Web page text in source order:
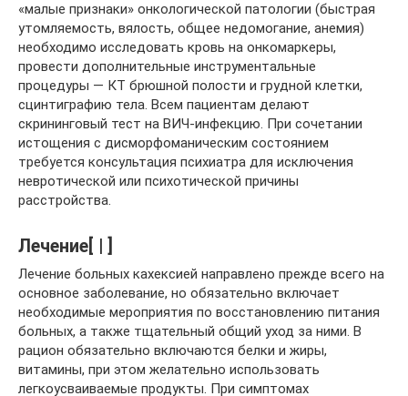
«малые признаки» онкологической патологии (быстрая
утомляемость, вялость, общее недомогание, анемия)
необходимо исследовать кровь на онкомаркеры,
провести дополнительные инструментальные
процедуры — КТ брюшной полости и грудной клетки,
сцинтиграфию тела. Всем пациентам делают
скрининговый тест на ВИЧ-инфекцию. При сочетании
истощения с дисморфоманическим состоянием
требуется консультация психиатра для исключения
невротической или психотической причины
расстройства.
Лечение[ | ]
Лечение больных кахексией направлено прежде всего на
основное заболевание, но обязательно включает
необходимые мероприятия по восстановлению питания
больных, а также тщательный общий уход за ними. В
рацион обязательно включаются белки и жиры,
витамины, при этом желательно использовать
легкоусваиваемые продукты. При симптомах